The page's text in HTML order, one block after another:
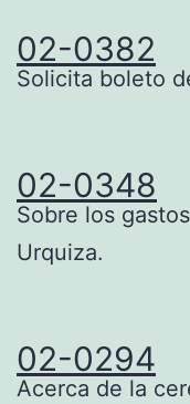
02-0382
Solicita boleto
02-0348
Sobre los
Urquiza.
02-0294
Acerca de la